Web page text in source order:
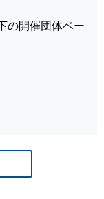
の開催団体ペー